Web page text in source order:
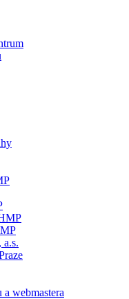
a.s.
webmastera